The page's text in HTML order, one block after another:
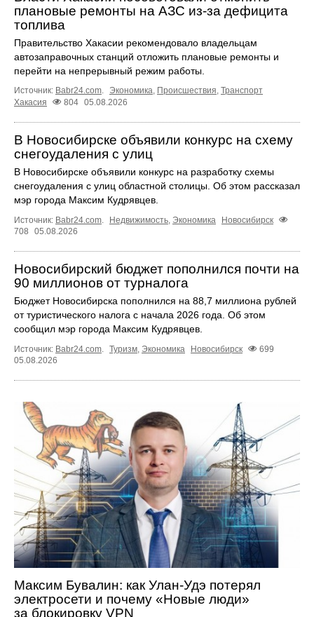
плановые ремонты на АЗС из-за дефицита
топлива
Правительство Хакасии рекомендовало владельцам
автозаправочных станций отложить плановые ремонты и
перейти на непрерывный режим работы.
Источник: Babr24.com. Экономика, Происшествия, Транспорт
Хакасия
804 05.08.2026
В Новосибирске объявили конкурс на схему
снегоудаления с улиц
В Новосибирске объявили конкурс на разработку схемы
снегоудаления с улиц областной столицы. Об этом рассказал
мэр города Максим Кудрявцев.
Источник: Babr24.com. Недвижимость, Экономика
Новосибирск
708
05.08.2026
Новосибирский бюджет пополнился почти на
90 миллионов от турналога
Бюджет Новосибирска пополнился на 88,7 миллиона рублей
от туристического налога с начала 2026 года. Об этом
сообщил мэр города Максим Кудрявцев.
Источник: Babr24.com. Туризм, Экономика Новосибирск
699
05.08.2026
Максим Бувалин: как Улан-Удэ потерял
электросети и почему «Новые люди»
за блокировку VPN